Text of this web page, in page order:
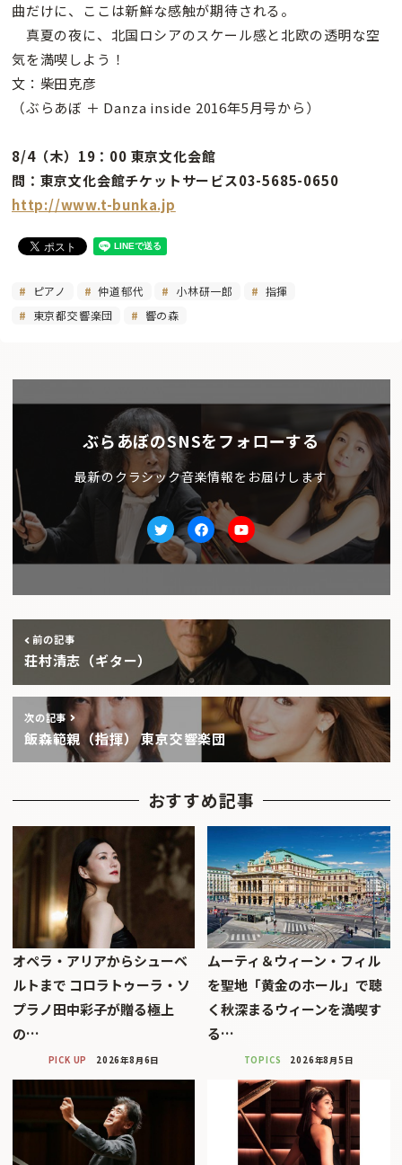
曲だけに、ここは新鮮な感触が期待される。
真夏の夜に、北国ロシアのスケール感と北欧の透明な空
気を満喫しよう！
文：柴田克彦
（ぶらあぼ ＋ Danza inside 2016年5月号から）
8/4（木）19：00 東京文化会館
問：東京文化会館チケットサービス03-5685-0650
http://www.t-bunka.jp
ピアノ 仲道郁代 小林研一郎
指揮
東京都交響楽団
響の森
ぶらあぼのSNSをフォローする
最新のクラシック音楽情報をお届けします
TwitterfacebookYoutube
前の記事
荘村清志（ギター）
次の記事
飯森範親（指揮） 東京交響楽団
おすすめ記事
オペラ・アリアからシューベ
ルトまで コロラトゥーラ・ソ
プラノ田中彩子が贈る極上
の…
PICK UP 2026年8月6日
ムーティ＆ウィーン・フィル
を聖地「黄金のホール」で聴
く秋深まるウィーンを満喫す
る…
TOPICS 2026年8月5日